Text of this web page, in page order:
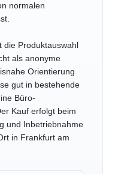
normalen
die Produktauswahl
als anonyme
Orientierung
gut in bestehende
Büro-
Kauf erfolgt beim
und Inbetriebnahme
in Frankfurt am